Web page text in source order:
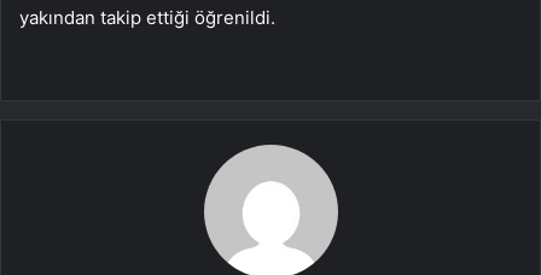
yakından takip ettiği öğrenildi.